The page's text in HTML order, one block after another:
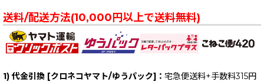
送料/配送方法(10,000円以上で送料無料)
1) 代金引換 [クロネコヤマト/ゆうパック]： 宅急便送料+手数料315円